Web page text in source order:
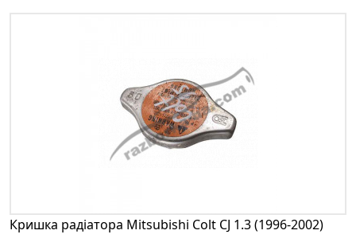
Кришка радіатора Mitsubishi Colt CJ 1.3 (1996-2002)